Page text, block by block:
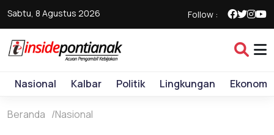
Sabtu, 8 Agustus 2026 Follow :
Nasional Kalbar Politik Lingkungan Ekonomi
Beranda Nasional